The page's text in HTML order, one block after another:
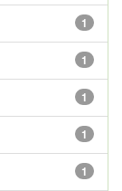
1
1
1
1
1